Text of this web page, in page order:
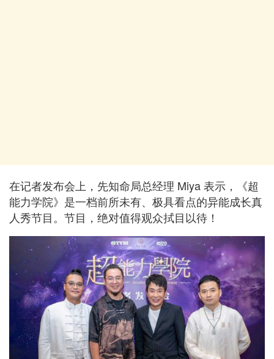
在记者发布会上，先知命局总经理 Miya 表示，《超
能力学院》是一档前所未有、极具看点的异能成长真
人秀节目。节目，绝对值得观众拭目以待！